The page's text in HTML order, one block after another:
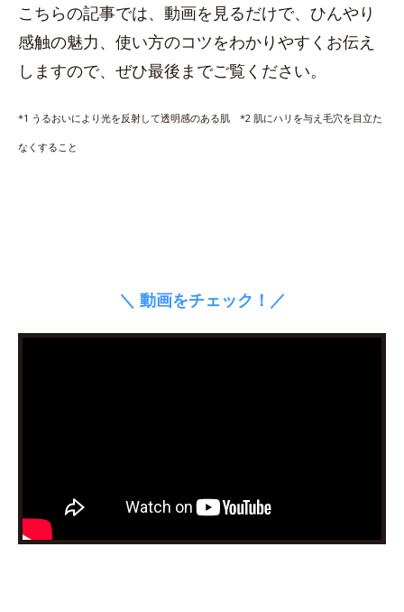
こちらの記事では、動画を見るだけで、ひんやり
感触の魅力、使い方のコツをわかりやすくお伝え
しますので、ぜひ最後までご覧ください。
*1 うるおいにより光を反射して透明感のある肌 *2 肌にハリを与え毛穴を目立た
なくすること
＼ 動画をチェック！／